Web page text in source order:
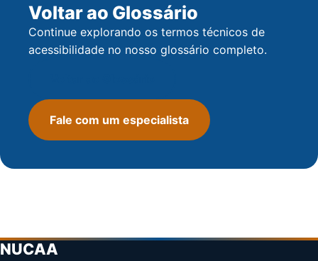
Voltar ao Glossário
Continue explorando os termos técnicos de
acessibilidade no nosso glossário completo.
Fale com um especialista
NUCAA